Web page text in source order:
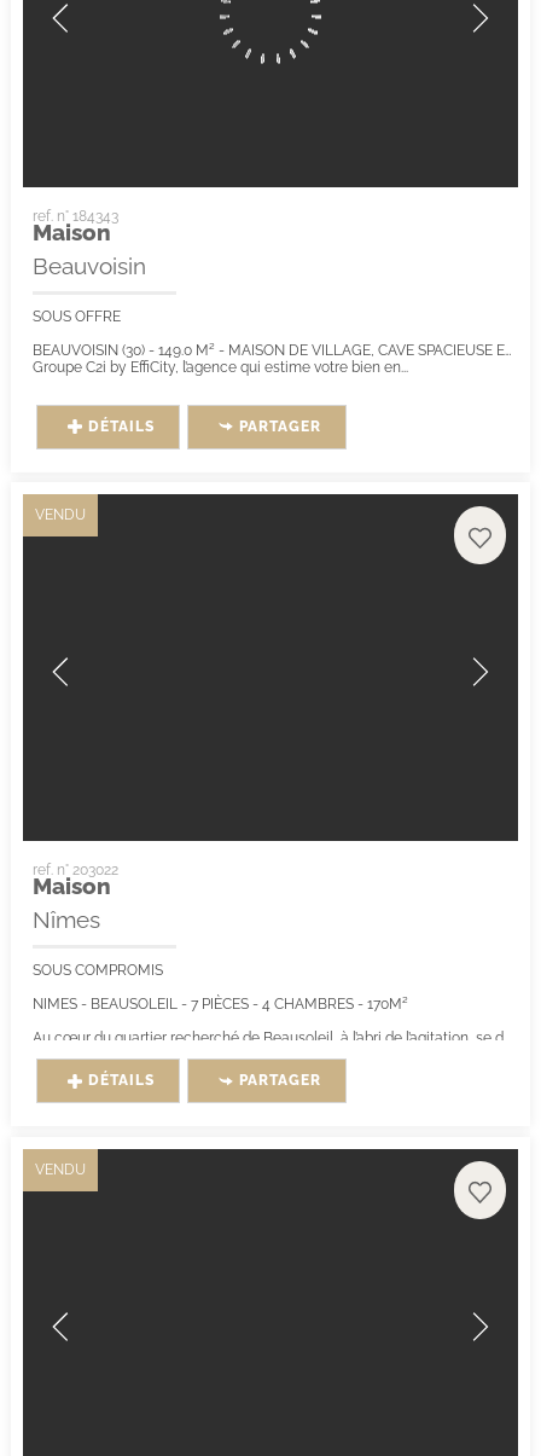
ref. n° 184343
Maison
Beauvoisin
SOUS OFFRE
BEAUVOISIN (30) - 149.0 M² - MAISON DE VILLAGE, CAVE SPACIEUSE ET GARAGE.
Groupe C2i by EffiCity, l’agence qui estime votre bien en...
DÉTAILS PARTAGER
VENDU
ref. n° 203022
Maison
Nîmes
SOUS COMPROMIS
NIMES - BEAUSOLEIL - 7 PIÈCES - 4 CHAMBRES - 170M²
Au cœur du quartier recherché de Beausoleil, à l’abri de l’agitation, se dévoile...
DÉTAILS PARTAGER
VENDU